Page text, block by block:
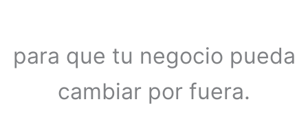
para que tu negocio pueda
cambiar por fuera.